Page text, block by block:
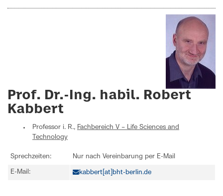
Prof. Dr.-Ing. habil. Robert
Kabbert
Professor i. R., Fachbereich V – Life Sciences and
Technology
Sprechzeiten: Nur nach Vereinbarung per E-Mail
E-Mail: kabbert[at]bht-berlin.de